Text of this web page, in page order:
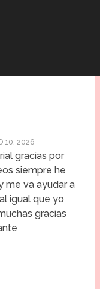
10, 2026
gracias por
siempre he
me va ayudar a
igual que yo
gracias